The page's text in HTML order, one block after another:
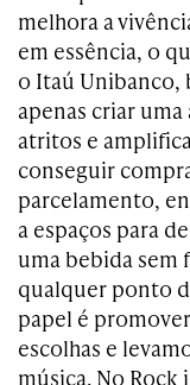
melhora a
em essência, o
o Itaú Unibanco,
apenas criar
atritos e
conseguir
parcelamento,
a espaços para
uma bebida sem
qualquer ponto
papel é
escolhas e
música. No Rock